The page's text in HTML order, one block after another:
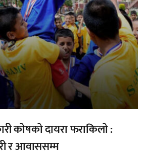
कोषको दायरा फराकिलो :
र आवाससम्म